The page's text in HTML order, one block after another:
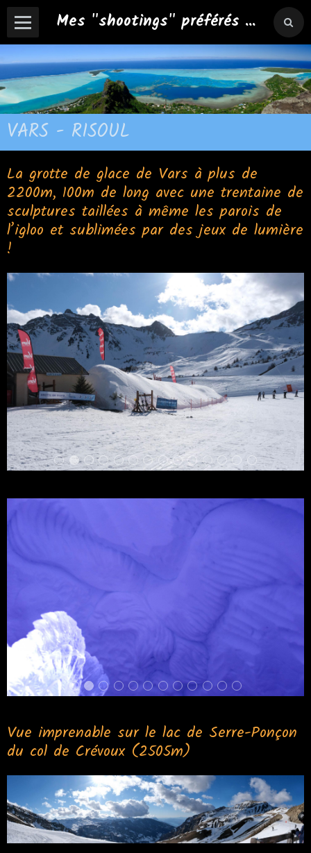
Mes "shootings" préférés ...
VARS - RISOUL
La grotte de glace de Vars à plus de
2200m, 100m de long avec une trentaine de
sculptures taillées à même les parois de
l’igloo et sublimées par des jeux de lumière
!
Vue imprenable sur le lac de Serre-Ponçon
du col de Crévoux (2505m)